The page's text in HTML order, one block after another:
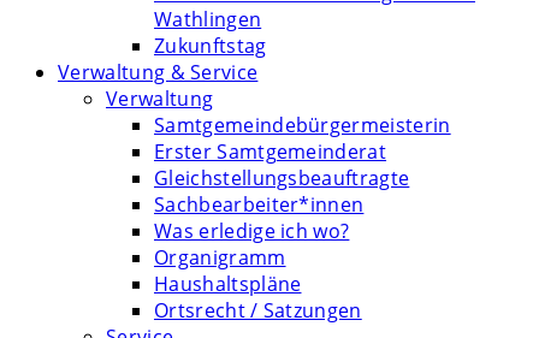
Wathlingen
Zukunftstag
Verwaltung & Service
Verwaltung
Samtgemeindebürgermeisterin
Erster Samtgemeinderat
Gleichstellungsbeauftragte
Sachbearbeiter*innen
Was erledige ich wo?
Organigramm
Haushaltspläne
Ortsrecht / Satzungen